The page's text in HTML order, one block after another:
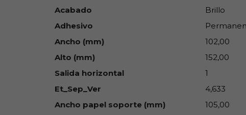
Acabado
Brillo
Adhesivo
Ancho (mm)
102,00
Alto (mm)
152,00
Salida horizontal
1
Et_Sep_Ver
4,633
Ancho papel soporte (mm)
105,00